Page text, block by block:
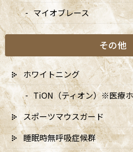
9:00-13:00
● ▲
14:00-18:00
● ▲
★…ご予約状況により診療を行わせて
※休診日：火曜（9月より月2回）・日
▲…2025年9月より第2火曜日、第4火
す。
マイオブレース
その他
ホワイトニング
TiON（ティオン）※医療
スポーツマウスガード
睡眠時無呼吸症候群